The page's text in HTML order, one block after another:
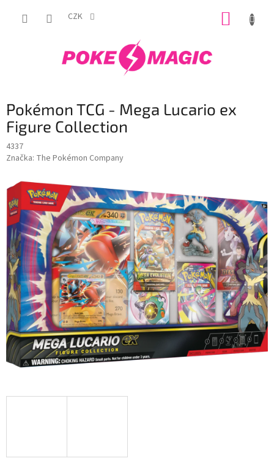
CZK
Pokémon TCG - Mega Lucario ex
Figure Collection
4337
Značka: The Pokémon Company